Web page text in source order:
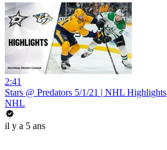
2:41
Stars @ Predators 5/1/21 | NHL Highlights
NHL
il y a 5 ans